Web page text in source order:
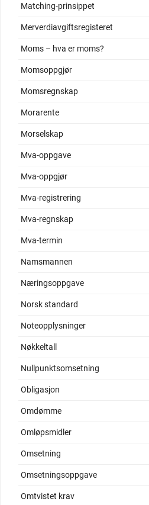
Matching-prinsippet
Merverdiavgiftsregisteret
Moms – hva er moms?
Momsoppgjør
Momsregnskap
Morarente
Morselskap
Mva-oppgave
Mva-oppgjør
Mva-registrering
Mva-regnskap
Mva-termin
Namsmannen
Næringsoppgave
Norsk standard
Noteopplysninger
Nøkkeltall
Nullpunktsomsetning
Obligasjon
Omdømme
Omløpsmidler
Omsetning
Omsetningsoppgave
Omtvistet krav